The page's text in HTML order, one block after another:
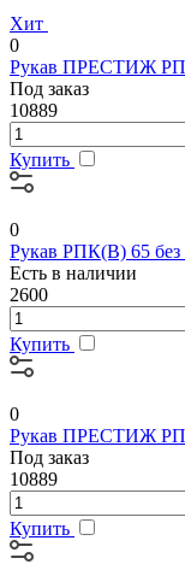
Хит
0
Рукав ПРЕСТИЖ
Под заказ
10889
Купить
0
Рукав РПК(В) 65 без
Есть в наличии
2600
Купить
0
Рукав ПРЕСТИЖ
Под заказ
10889
Купить